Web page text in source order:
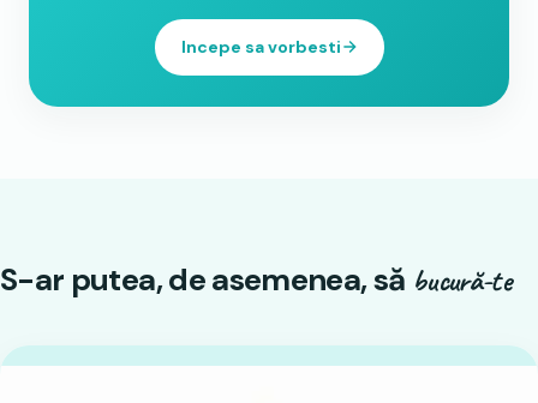
Incepe sa vorbesti
S-ar putea, de asemenea, să bucură-te